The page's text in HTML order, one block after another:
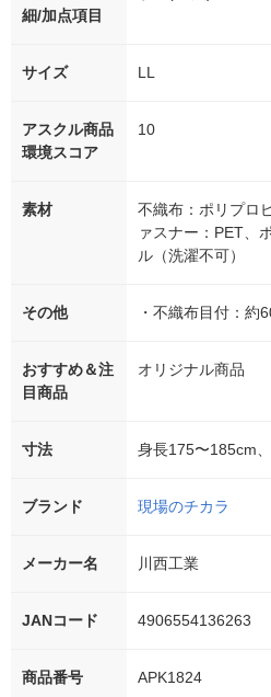
細/加点項目
サイズ LL
アスクル商品
環境スコア
10
素材
不織布：ポリプロ
ァスナー：PET、
ル（洗濯不可）
その他 ・不織布目付：約
おすすめ＆注
目商品
オリジナル商品
寸法 身長175〜185cm
ブランド 現場のチカラ
メーカー名 川西工業
JANコード 4906554136263
商品番号 APK1824